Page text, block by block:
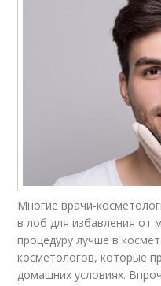
Многие врачи-
в лоб для избавления от
процедуру лучше в
косметологов, которые
домашних условиях.